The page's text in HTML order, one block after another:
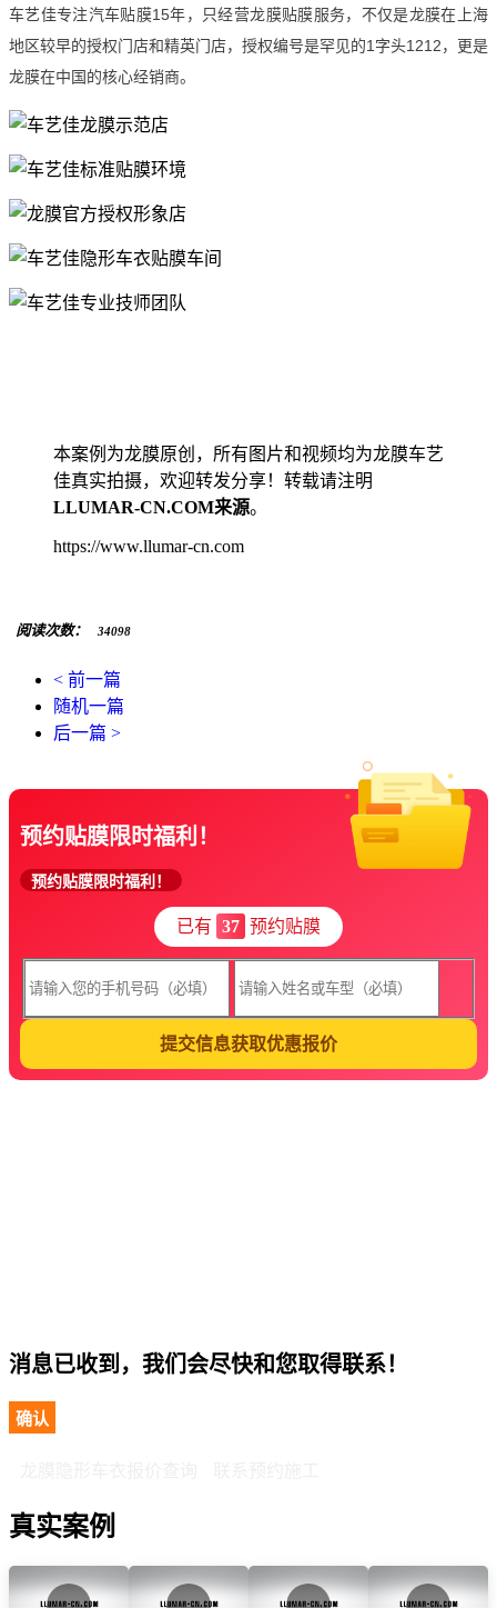
车艺佳专注汽车贴膜15年，只经营龙膜贴膜服务，不仅是龙膜在上海
地区较早的授权门店和精英门店，授权编号是罕见的1字头1212，更是
龙膜在中国的核心经销商。
本案例为龙膜原创，所有图片和视频均为龙膜车艺
佳真实拍摄，欢迎转发分享！转载请注明
LLUMAR-CN.COM来源。
https://www.llumar-cn.com
阅读次数： 34098
< 前一篇
随机一篇
后一篇 >
预约贴膜限时福利！
预约贴膜限时福利！
已有 37 预约贴膜
提交信息获取优惠报价
消息已收到，我们会尽快和您取得联系！
确认
真实案例